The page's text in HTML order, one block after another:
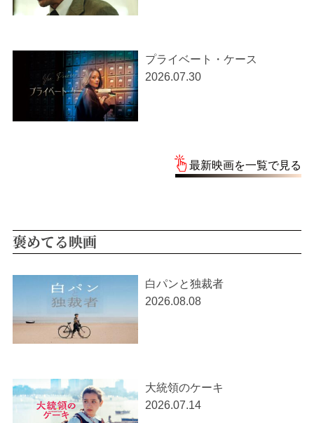
プライベート・ケース
2026.07.30
最新映画を一覧で見る
褒めてる映画
白パンと独裁者
2026.08.08
大統領のケーキ
2026.07.14